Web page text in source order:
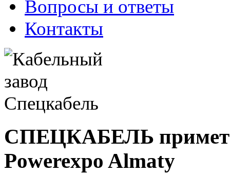
Вопросы и ответы
Контакты
СПЕЦКАБЕЛЬ примет
Powerexpo Almaty